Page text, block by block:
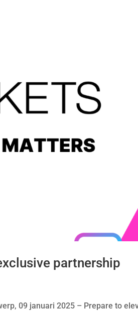
partnership
09 januari 2025 – Prepare to